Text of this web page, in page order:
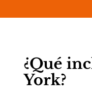
¿Qué
York?